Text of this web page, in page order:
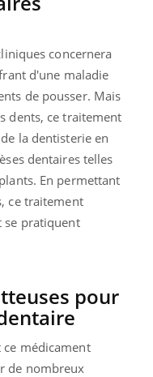
concernera
d'une maladie
de pousser. Mais
dents, ce traitement
la dentisterie en
dentaires telles
En permettant
ce traitement
se pratiquent
pour
médicament
de nombreux